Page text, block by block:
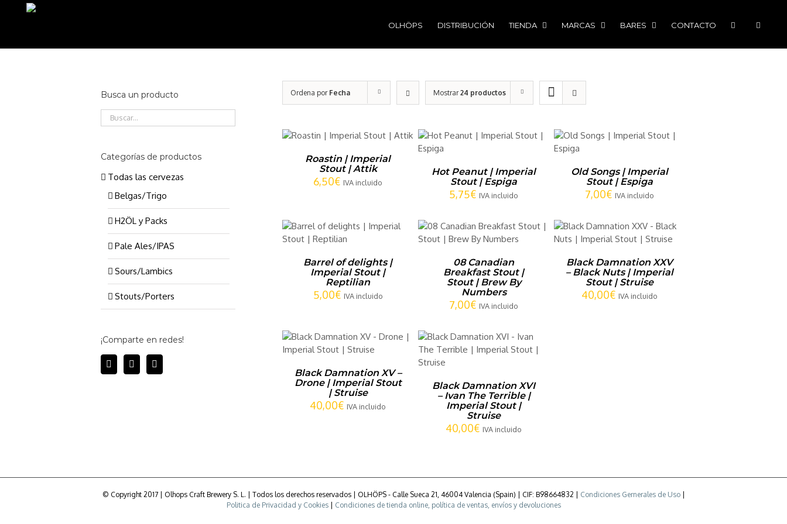
OLHÖPS DISTRIBUCIÓN TIENDA MARCAS BARES CONTACTO
Ordena por Fecha Mostrar24 productos
Roastin | Imperial
Stout | Attik
6,50€ IVA incluido
AÑADIR AL CARRITO
/
Hot Peanut | Imperial
Stout | Espiga
5,75€ IVA incluido
AÑADIR AL CARRITO
/
Old Songs | Imperial
Stout | Espiga
7,00€ IVA incluido
Barrel of delights |
Imperial Stout |
Reptilian
5,00€ IVA incluido
AÑADIR AL CARRITO
/
DETALLES
08 Canadian
Breakfast Stout |
Stout | Brew By
Numbers
7,00€ IVA incluido
AÑADIR AL CARRITO
/
DETALLES
Black Damnation XXV
– Black Nuts | Imperial
Stout | Struise
40,00€ IVA incluido
AÑADIR AL CARRITO
Black Damnation XV –
Drone | Imperial Stout
| Struise
40,00€ IVA incluido
AÑADIR AL CARRITO
Black Damnation XVI
– Ivan The Terrible |
Imperial Stout |
Struise
40,00€ IVA incluido
Busca un producto
Categorías de productos
Todas las cervezas
Belgas/Trigo
H2ÖL y Packs
Pale Ales/IPAS
Sours/Lambics
Stouts/Porters
¡Comparte en redes!
© Copyright 2017 | Olhops Craft Brewery S. L. | Todos los derechos reservados | OLHÖPS - Calle Sueca 21, 46004 Valencia (Spain) | CIF: B98664832 | Condiciones Gernerales de Uso|
Politica de Privacidad y Cookies| Condiciones de tienda online, política de ventas, envíos y devoluciones